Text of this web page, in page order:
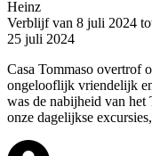
Heinz
Verblijf van 8 juli 2024
25 juli 2024
Casa Tommaso overtrof
ongelooflijk vriendelijk
was de nabijheid van het
onze dagelijkse excursies,